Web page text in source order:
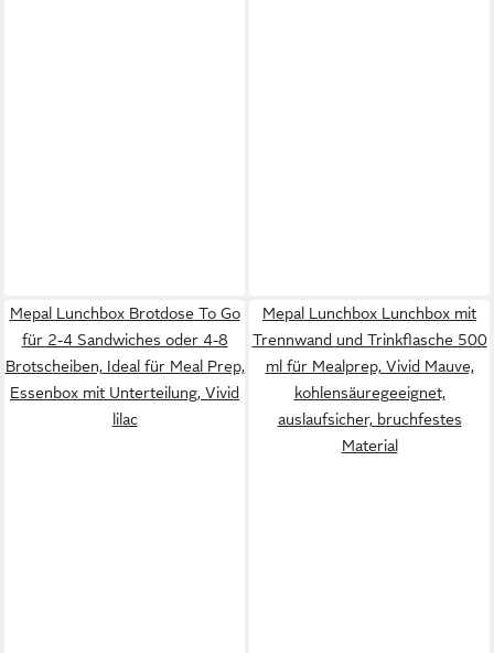
Mepal Lunchbox Brotdose To Go
für 2-4 Sandwiches oder 4-8
Brotscheiben, Ideal für Meal Prep,
Essenbox mit Unterteilung, Vivid
lilac
Mepal Lunchbox Lunchbox mit
Trennwand und Trinkflasche 500
ml für Mealprep, Vivid Mauve,
kohlensäuregeeignet,
auslaufsicher, bruchfestes
Material